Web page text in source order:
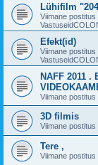
Lühifilm
Viimane postitus
Efekt(id)
Viimane postitus
NAFF 2011 .
Viimane postitus
3D filmis
Viimane postitus
Tere ,
Viimane postitus